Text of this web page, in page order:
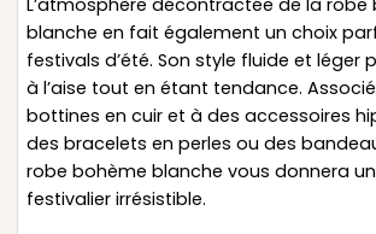
blanche en fait également un choix
festivals d’été. Son style fluide et léger
à l’aise tout en étant tendance.
bottines en cuir et à des accessoires
des bracelets en perles ou des
robe bohème blanche vous donnera
festivalier irrésistible.